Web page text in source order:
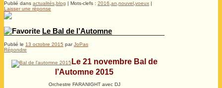
Publié dans actualités,blog Mots-clefs : 2016,an,nouvel ,voeux
Laisser une réponse
Le Bal de l’Automne
Publié le 13 octobre 2015 parJoPas
Répondre
Le 21 novembre Bal de
l’Automne 2015
Orchestre FARANIGHT avec DJ